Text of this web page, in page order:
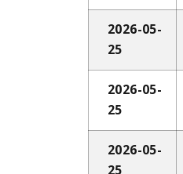
2026-05-
25
2026-05-
25
2026-05-
25